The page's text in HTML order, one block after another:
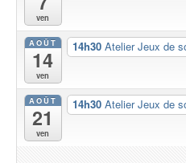
ven
AOÛT
14
ven
14h30 Atelier Jeux de
AOÛT
21
ven
14h30 Atelier Jeux de